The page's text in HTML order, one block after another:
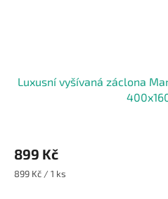
Luxusní vyšívaná záclona
899 Kč
Měrná
899 Kč / 1 ks